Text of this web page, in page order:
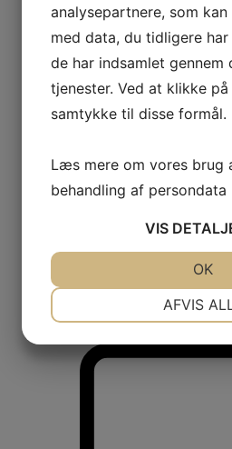
Vinkøleskabe
analysepartnere, som
med data, du tidligere
de har indsamlet gennem
tjenester. Ved at klikke
samtykke til disse formål.
Læs mere om vores brug
behandling af persondata
VIS
MARKETING
AFVIS
OK